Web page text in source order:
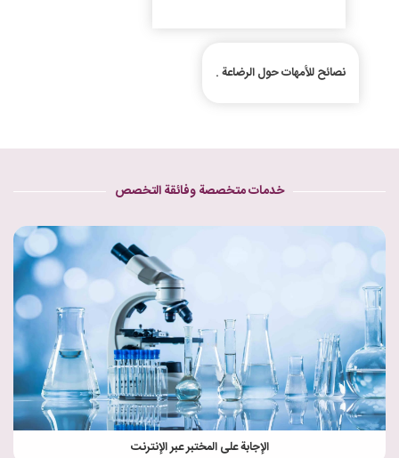
نصائح للأمهات حول الرضاعة .
خدمات متخصصة وفائقة التخصص
الإجابة على المختبر عبر الإنترنت